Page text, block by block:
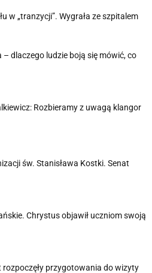
w „tranzycji”. Wygrała ze szpitalem
– dlaczego ludzie boją się mówić, co
Rozbieramy z uwagą klangor
św. Stanisława Kostki. Senat
Chrystus objawił uczniom swoją
rozpoczęły przygotowania do wizyty